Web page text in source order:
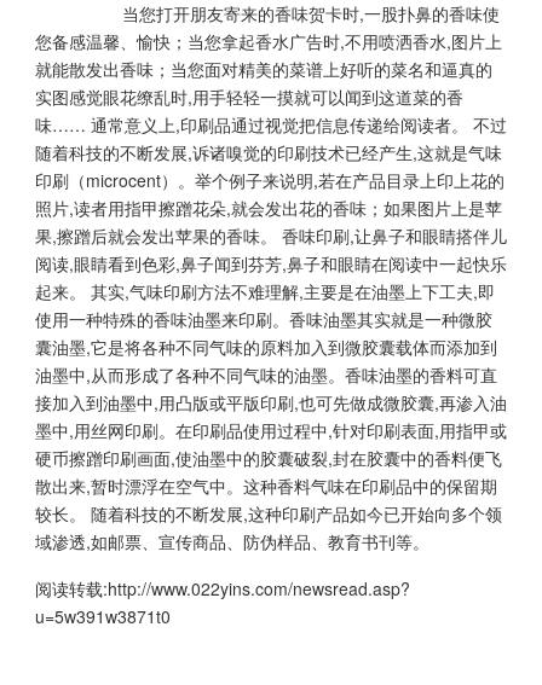
当您打开朋友寄来的香味贺卡时,一股扑鼻的香味使
您备感温馨、愉快；当您拿起香水广告时,不用喷洒香水,图片上
就能散发出香味；当您面对精美的菜谱上好听的菜名和逼真的
实图感觉眼花缭乱时,用手轻轻一摸就可以闻到这道菜的香
味…… 通常意义上,印刷品通过视觉把信息传递给阅读者。 不过
随着科技的不断发展,诉诸嗅觉的印刷技术已经产生,这就是气味
印刷（microcent）。举个例子来说明,若在产品目录上印上花的
照片,读者用指甲擦蹭花朵,就会发出花的香味；如果图片上是苹
果,擦蹭后就会发出苹果的香味。 香味印刷,让鼻子和眼睛搭伴儿
阅读,眼睛看到色彩,鼻子闻到芬芳,鼻子和眼睛在阅读中一起快乐
起来。 其实,气味印刷方法不难理解,主要是在油墨上下工夫,即
使用一种特殊的香味油墨来印刷。香味油墨其实就是一种微胶
囊油墨,它是将各种不同气味的原料加入到微胶囊载体而添加到
油墨中,从而形成了各种不同气味的油墨。香味油墨的香料可直
接加入到油墨中,用凸版或平版印刷,也可先做成微胶囊,再渗入油
墨中,用丝网印刷。在印刷品使用过程中,针对印刷表面,用指甲或
硬币擦蹭印刷画面,使油墨中的胶囊破裂,封在胶囊中的香料便飞
散出来,暂时漂浮在空气中。这种香料气味在印刷品中的保留期
较长。 随着科技的不断发展,这种印刷产品如今已开始向多个领
域渗透,如邮票、宣传商品、防伪样品、教育书刊等。
阅读转载:http://www.022yins.com/newsread.asp?
u=5w391w3871t0